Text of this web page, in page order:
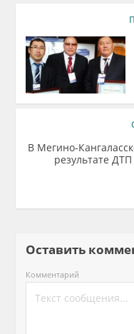
В Мегино-
результате
Оставить
Комментарий